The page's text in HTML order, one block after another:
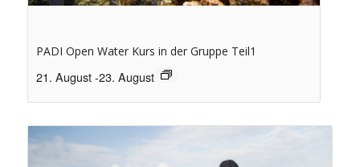
PADI Open Water Kurs in der Gruppe Teil1
21. August -23. August